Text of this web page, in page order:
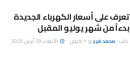
تعرف على أسعار الكهرباء الجديدة
بدءاً من شهر يوليو المقبل
كتب : محمد فرجو 1 اخرون الأربعاء 29 أبريل 2020